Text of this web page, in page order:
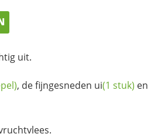
uit.
, de fijngesneden ui(1 stuk) en